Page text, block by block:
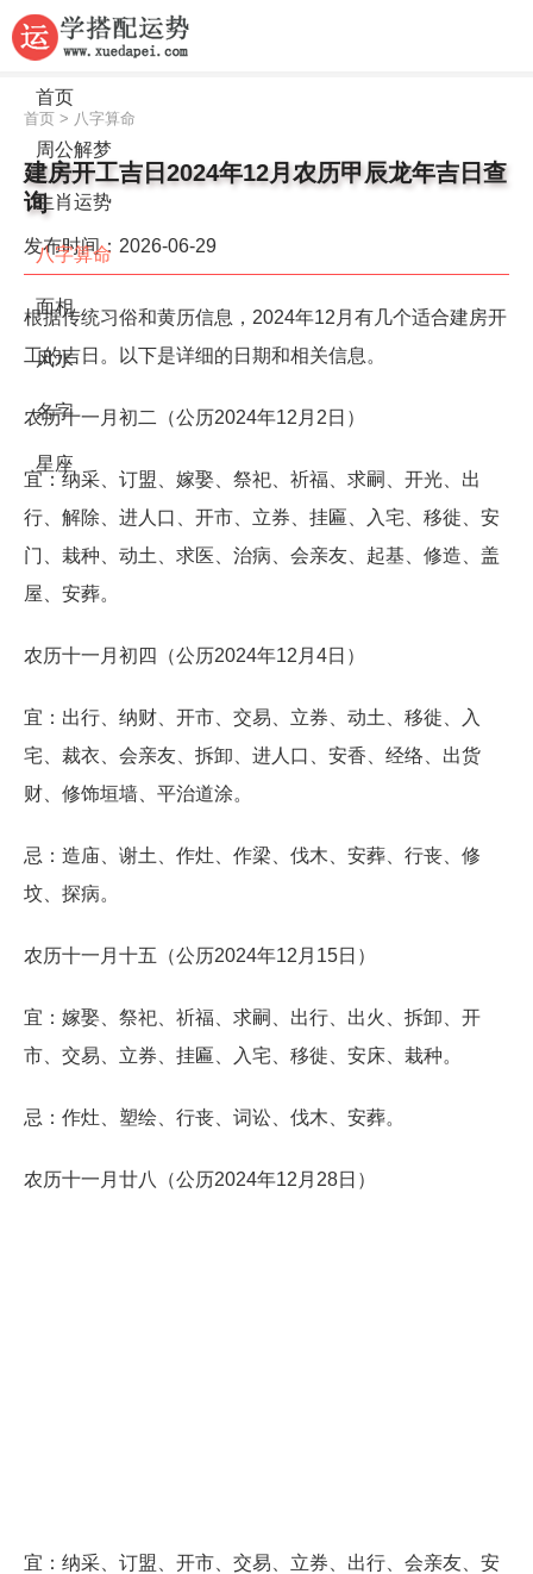
首页
周公解梦
生肖运势
八字算命
面相
风水
名字
星座
首页 > 八字算命
建房开工吉日2024年12月农历甲辰龙年吉日查
询
发布时间：2026-06-29
根据传统习俗和黄历信息，2024年12月有几个适合建房开
工的吉日。以下是详细的日期和相关信息。
农历十一月初二（公历2024年12月2日）
宜：纳采、订盟、嫁娶、祭祀、祈福、求嗣、开光、出
行、解除、进人口、开市、立券、挂匾、入宅、移徙、安
门、栽种、动土、求医、治病、会亲友、起基、修造、盖
屋、安葬。
农历十一月初四（公历2024年12月4日）
宜：出行、纳财、开市、交易、立券、动土、移徙、入
宅、裁衣、会亲友、拆卸、进人口、安香、经络、出货
财、修饰垣墙、平治道涂。
忌：造庙、谢土、作灶、作梁、伐木、安葬、行丧、修
坟、探病。
农历十一月十五（公历2024年12月15日）
宜：嫁娶、祭祀、祈福、求嗣、出行、出火、拆卸、开
市、交易、立券、挂匾、入宅、移徙、安床、栽种。
忌：作灶、塑绘、行丧、词讼、伐木、安葬。
农历十一月廿八（公历2024年12月28日）
宜：纳采、订盟、开市、交易、立券、出行、会亲友、安